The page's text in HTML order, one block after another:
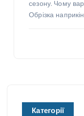
сезону. Чому
Обрізка
Категорії